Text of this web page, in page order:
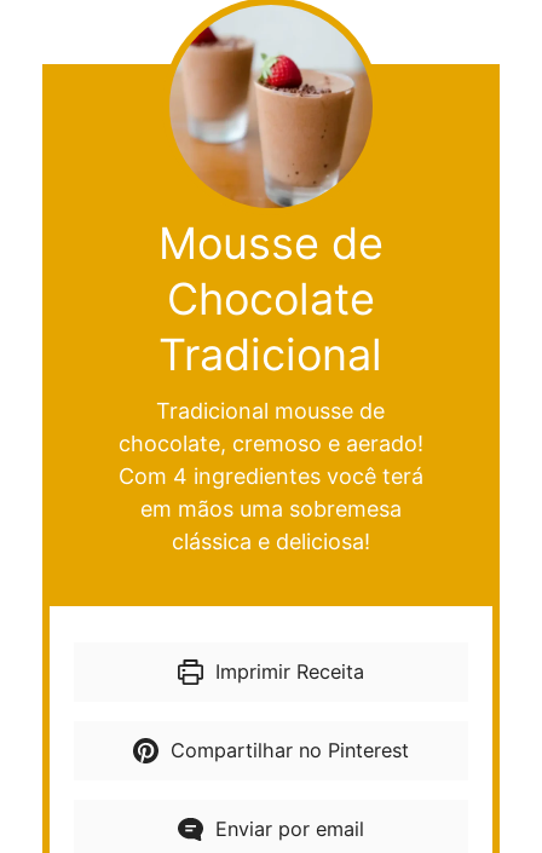
Mousse de
Chocolate
Tradicional
Tradicional mousse de
chocolate, cremoso e aerado!
Com 4 ingredientes você terá
em mãos uma sobremesa
clássica e deliciosa!
Imprimir Receita
Compartilhar no Pinterest
Enviar por email